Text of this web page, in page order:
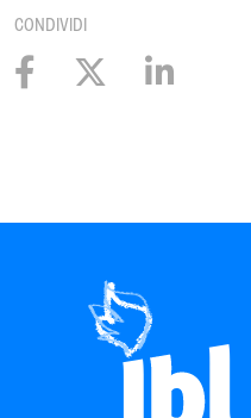
CONDIVIDI